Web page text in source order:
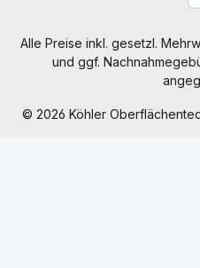
© 2026 Köhler
Alle Preise inkl. gesetzl.
und ggf.